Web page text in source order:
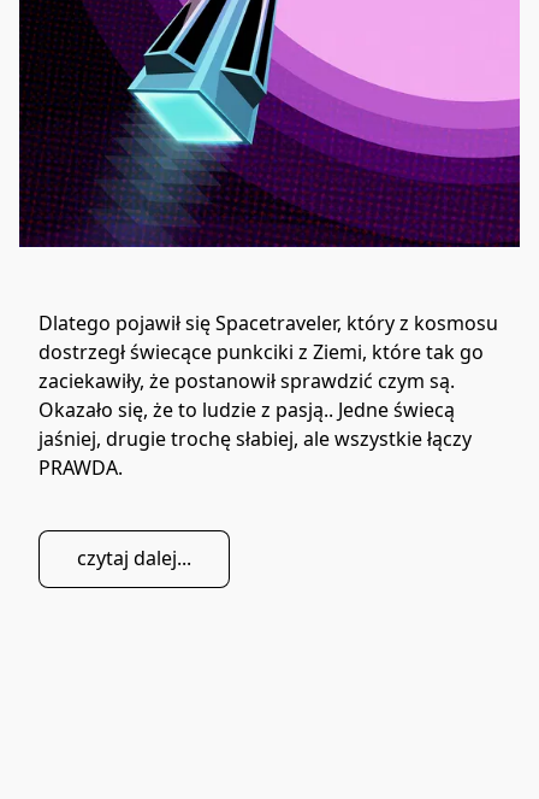
Dlatego pojawił się Spacetraveler, który z kosmosu
dostrzegł świecące punkciki z Ziemi, które tak go
zaciekawiły, że postanowił sprawdzić czym są.
Okazało się, że to ludzie z pasją.. Jedne świecą
jaśniej, drugie trochę słabiej, ale wszystkie łączy
PRAWDA.
czytaj dalej...